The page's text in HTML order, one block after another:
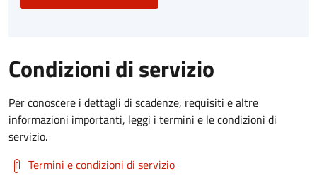
Condizioni di servizio
Per conoscere i dettagli di scadenze, requisiti e altre
informazioni importanti, leggi i termini e le condizioni di
servizio.
Termini e condizioni di servizio